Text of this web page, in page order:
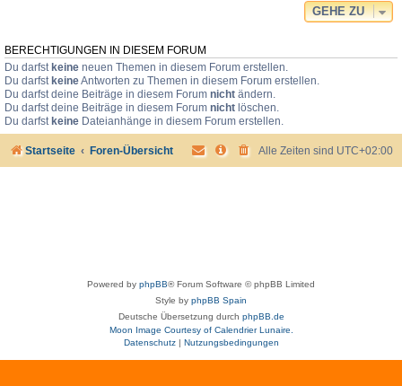
GEHE ZU
BERECHTIGUNGEN IN DIESEM FORUM
Du darfst keine neuen Themen in diesem Forum erstellen.
Du darfst keineAntworten zu Themen in diesem Forum erstellen.
Du darfst deine Beiträge in diesem Forum nicht ändern.
Du darfst deine Beiträge in diesem Forum nicht löschen.
Du darfst keine Dateianhänge in diesem Forum erstellen.
Startseite Foren-Übersicht Alle Zeiten sind UTC+02:00
Powered by phpBB® Forum Software © phpBB Limited
Style by phpBB Spain
Deutsche Übersetzung durch phpBB.de
Moon Image Courtesy of Calendrier Lunaire.
Datenschutz| Nutzungsbedingungen